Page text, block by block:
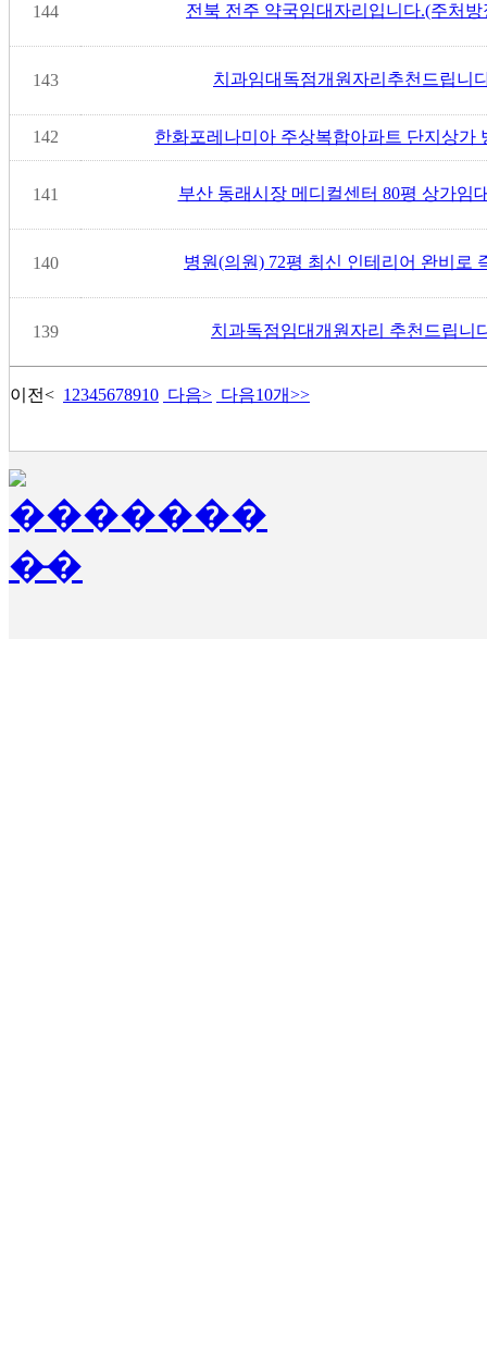
144 전북 전주 약국임대자리입니다.(주처
143 치과임대독점개원자리추천드립니
142 한화포레나미아 주상복합아파트 단지상가
141 부산 동래시장 메디컬센터 80평 상가임
140 병원(의원) 72평 최신 인테리어 완비로
139 치과독점임대개원자리 추천드립니
이전< 12345678910 다음> 다음10개>>